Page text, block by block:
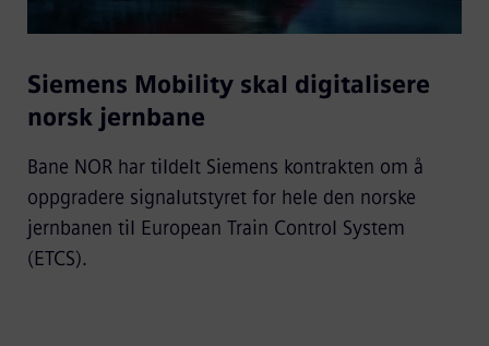
Siemens Mobility skal digitalisere
norsk jernbane
Bane NOR har tildelt Siemens kontrakten om å
oppgradere signalutstyret for hele den norske
jernbanen til European Train Control System
(ETCS).